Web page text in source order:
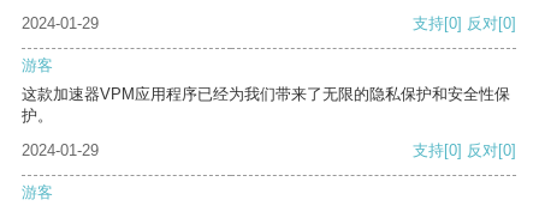
2024-01-29
支持[0] 反对[0]
游客
这款加速器VPM应用程序已经为我们带来了无限的隐私保护和安全性保
护。
2024-01-29
支持[0] 反对[0]
游客